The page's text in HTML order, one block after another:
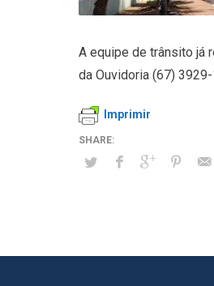
A equipe de trânsito já
da Ouvidoria (67)
Imprimir